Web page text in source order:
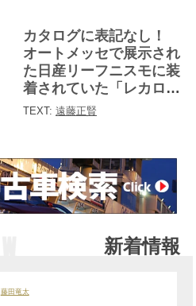
カタログに表記なし！
オートメッセで展示され
た日産リーフニスモに装
着されていた「レカロ」
の謎【大阪オートメッセ
TEXT: 遠藤正賢
新着情報
藤田竜太